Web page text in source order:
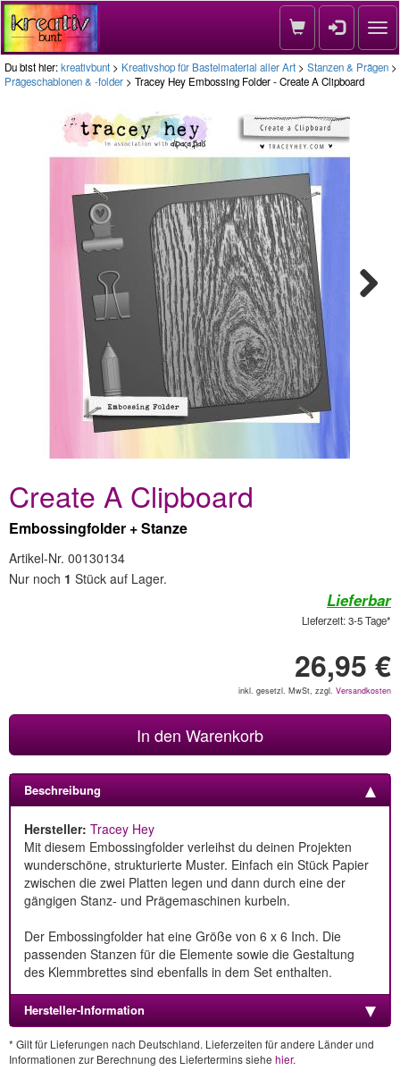
Du bist hier:kreativbunt > Kreativshop für Bastelmaterial aller Art > Stanzen & Prägen >
Prägeschablonen & -folder > Tracey Hey Embossing Folder - Create A Clipboard
Create A Clipboard
Embossingfolder + Stanze
Artikel-Nr. 00130134
Nur noch 1 Stück auf Lager.
Lieferbar
Lieferzeit: 3-5 Tage*
26,95 €
inkl. gesetzl. MwSt, zzgl. Versandkosten
In den Warenkorb
Beschreibung
Hersteller: Tracey Hey
Mit diesem Embossingfolder verleihst du deinen Projekten
wunderschöne, strukturierte Muster. Einfach ein Stück Papier
zwischen die zwei Platten legen und dann durch eine der
gängigen Stanz- und Prägemaschinen kurbeln.
Der Embossingfolder hat eine Größe von 6 x 6 Inch. Die
passenden Stanzen für die Elemente sowie die Gestaltung
des Klemmbrettes sind ebenfalls in dem Set enthalten.
Hersteller-Information
* Gilt für Lieferungen nach Deutschland. Lieferzeiten für andere Länder und
Informationen zur Berechnung des Liefertermins siehe hier.